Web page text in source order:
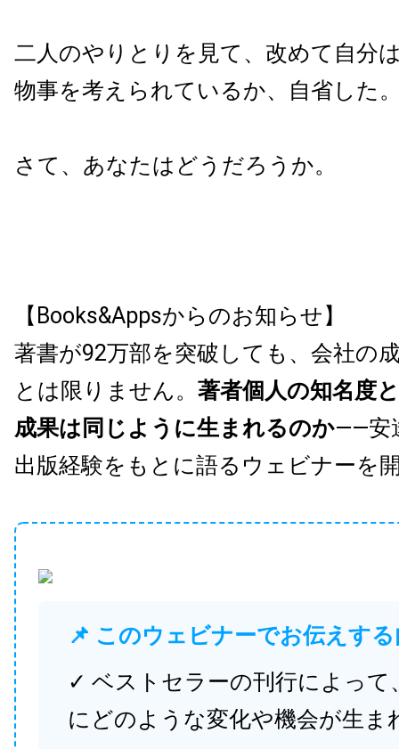
二人のやりとりを見て、改めて自分
物事を考えられているか、自省した
さて、あなたはどうだろうか。
【Books&Appsからのお知らせ】
著書が92万部を突破しても、会社の
とは限りません。 著者個人の知名度
成果は同じように生まれるのか——安
出版経験をもとに語るウェビナーを
📌 このウェビナーでお伝えす
✓ ベストセラーの刊行によって
にどのような変化や機会が生ま